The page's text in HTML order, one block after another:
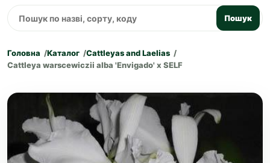
Пошук
Головна Каталог
Cattleyas and Laelias
Cattleya warscewiczii alba 'Envigado' x SELF